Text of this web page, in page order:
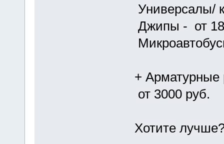
Универсалы/
Джипы - от
+ Арматурные
от 3000 руб.
Хотите